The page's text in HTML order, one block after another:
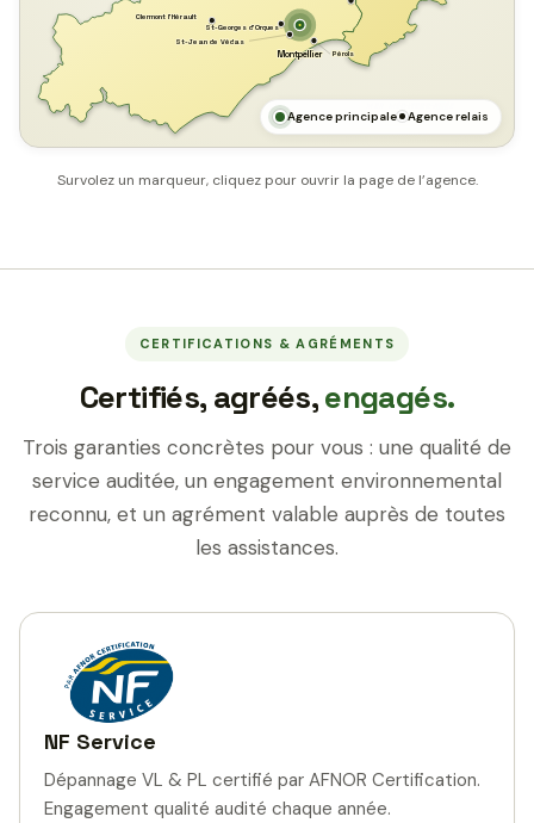
Montpellier Pérols
St-Georges d'Orques
Clermont l'Hérault
St-Jean de Védas
Agence principale Agence relais
Survolez un marqueur, cliquez pour ouvrir la page de l’agence.
CERTIFICATIONS & AGRÉMENTS
Certifiés, agréés,engagés.
Trois garanties concrètes pour vous : une qualité de
service auditée, un engagement environnemental
reconnu, et un agrément valable auprès de toutes
les assistances.
NF Service
Dépannage VL & PL certifié par AFNOR Certification.
Engagement qualité audité chaque année.